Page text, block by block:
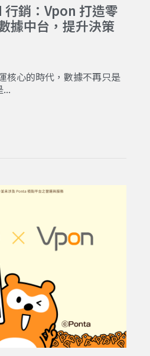
行銷：Vpon 打造零
據中台，提升決策
核心的時代，數據不再只是